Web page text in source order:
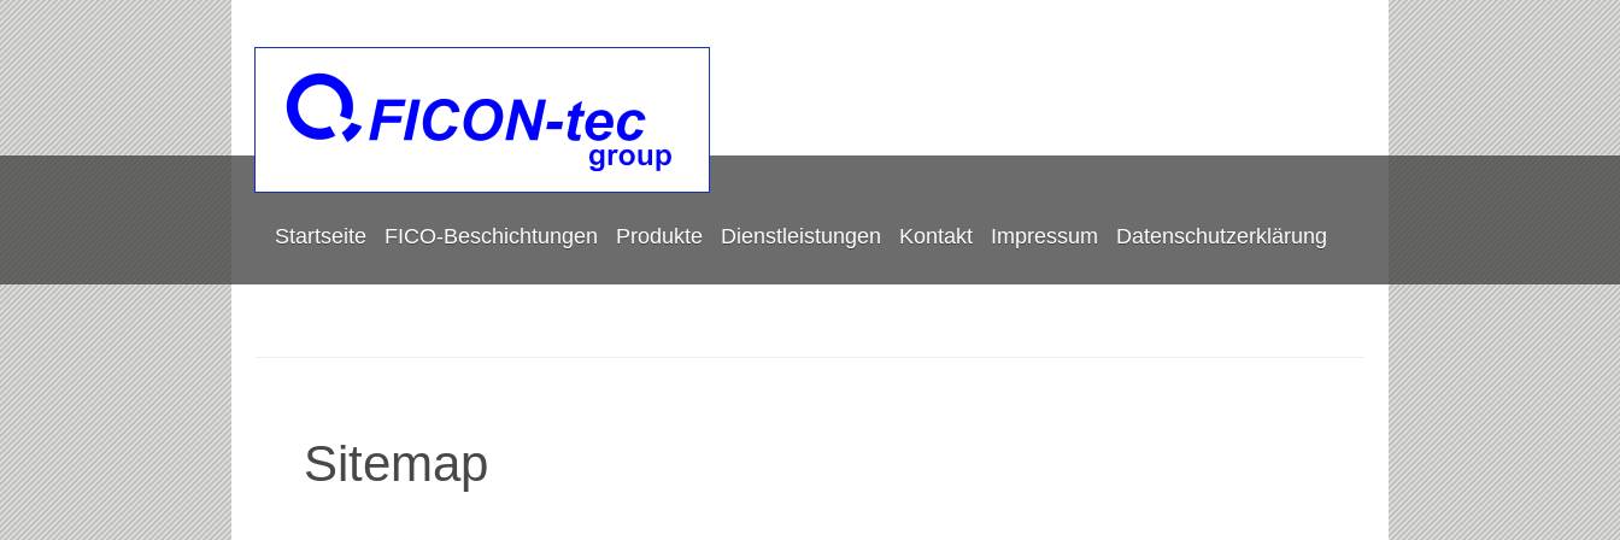
Startseite FICO-Beschichtungen Produkte Dienstleistungen Kontakt Impressum Datenschutzerklärung
Sitemap